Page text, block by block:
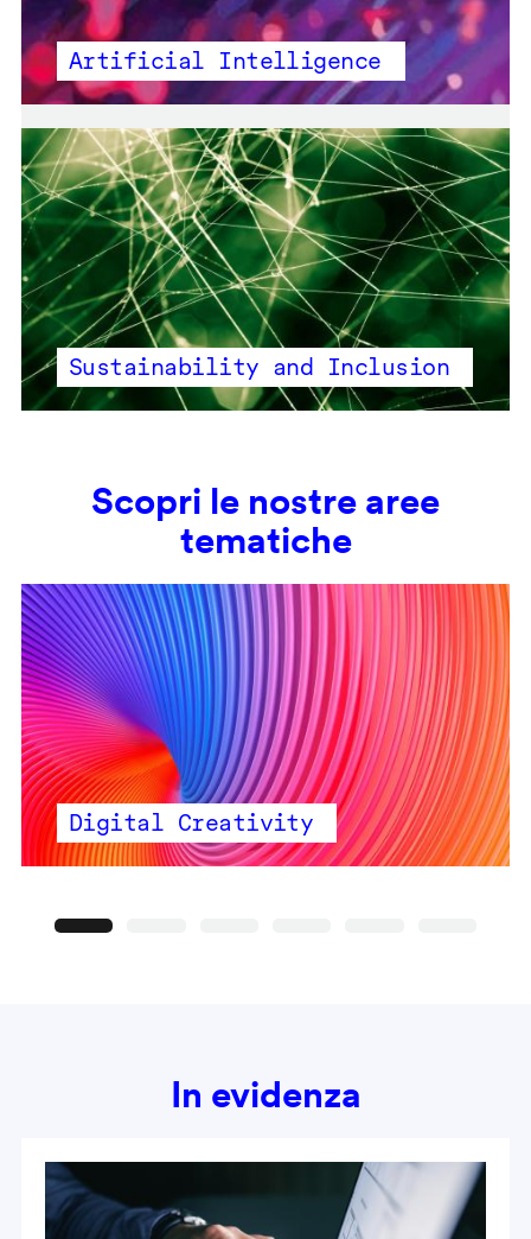
Artificial Intelligence
Sustainability and Inclusion
Scopri le nostre aree
tematiche
Digital Creativity
In evidenza